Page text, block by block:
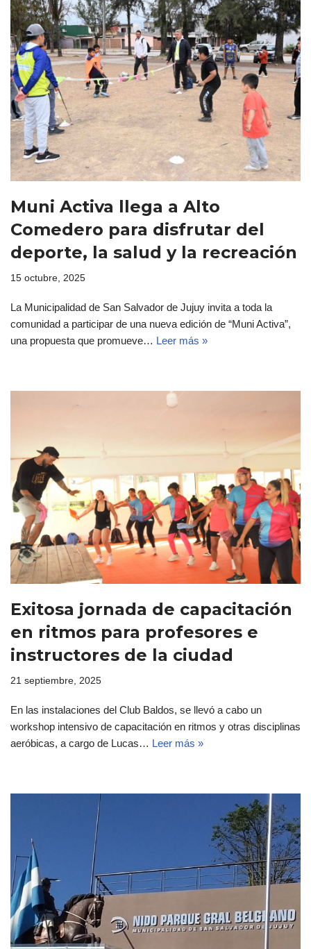
Muni Activa llega a Alto
Comedero para disfrutar del
deporte, la salud y la recreación
15 octubre, 2025
La Municipalidad de San Salvador de Jujuy invita a toda la
comunidad a participar de una nueva edición de “Muni Activa”,
una propuesta que promueve… Leer más »
Exitosa jornada de capacitación
en ritmos para profesores e
instructores de la ciudad
21 septiembre, 2025
En las instalaciones del Club Baldos, se llevó a cabo un
workshop intensivo de capacitación en ritmos y otras disciplinas
aeróbicas, a cargo de Lucas… Leer más »